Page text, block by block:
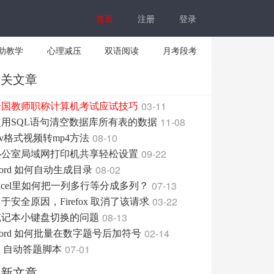
首页 注册 登录
教学 心理减压 双语阅读 月考段考
文章
教师职称计算机考试应试技巧 03-11
SQL语句清空数据库所有表的数据 11-08
格式视频转mp4方法 08-10
室局域网打印机共享轻松设置 09-22
如何自动生成目录 08-02
里如何把一列多行等分成多列？ 07-13
安全原因，Firefox 取消了该请求 03-22
本小键盘切换的问题 08-13
如何批量在数字题号后加符号 02-14
自动答题脚本 07-01